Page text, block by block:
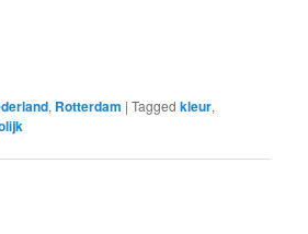
, Rotterdam |Tagged kleur,